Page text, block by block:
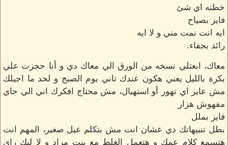
خطته اي شئ
فايز بصياح
ايه انت نمت مني و لا ايه
رائد بجفاء.
معاك، ابعتلي نسخه من الورق الي معاك دي و أنا حجزت علي
بكرة بالليل يعني هكون عندك تاني يوم الصبح و لحد ما اجيلك
مش عايز اي تهور أو استهبال، مش محتاج افكرك اني الي جاي
مفهوش هزار
فايز بملل
بطل تنبيهاتك دي عشان انت مش بتكلم عيل صغير، المهم انت
هتسمع كلام عمك و هتعمل الغلط مع بنت مراد و لا ليك راي